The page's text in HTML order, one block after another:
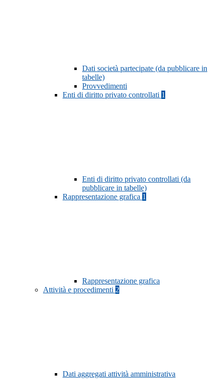
Dati società partecipate (da pubblicare in
tabelle)
Provvedimenti
Enti di diritto privato controllati 1
Enti di diritto privato controllati (da
pubblicare in tabelle)
Rappresentazione grafica 1
Rappresentazione grafica
Attività e procedimenti 2
Dati aggregati attività amministrativa